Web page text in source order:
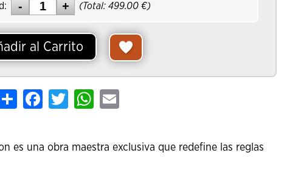
(Total:499.00 €)
al Carrito
Share FacebookTwitter WhatsApp
es una obra maestra exclusiva que redefine las reglas